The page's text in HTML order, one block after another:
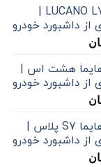
روداشبوردی سه‌ لایه طرح کربن LUCANO L7 |
داشبورد خودرو
قیمت
4,900,000 تومان
است.
هایما هشت اس |
داشبورد خودرو
قیمت
4,900,000 تومان
است.
روداشبوردی سه‌ لایه طرح کربن هایما S7 پلاس |
داشبورد خودرو
قیمت